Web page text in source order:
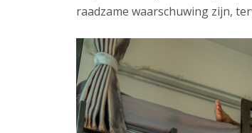
raadzame waarschuwing zijn,